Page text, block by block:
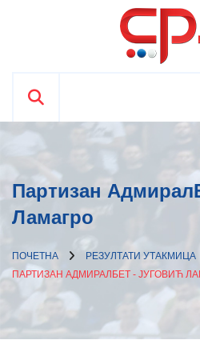
Партизан
Ламагро
ПОЧЕТНА
РЕЗУЛТАТИ УТАКМИЦА
ПАРТИЗАН АДМИРАЛБЕТ - ЈУГОВИЋ